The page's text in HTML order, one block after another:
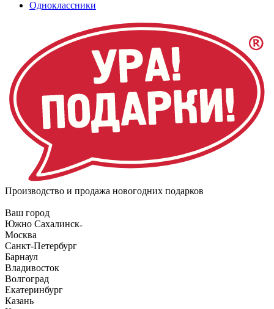
Одноклассники
Производство и продажа новогодних подарков
Ваш город
Южно Сахалинск
Москва
Санкт-Петербург
Барнаул
Владивосток
Волгоград
Екатеринбург
Казань